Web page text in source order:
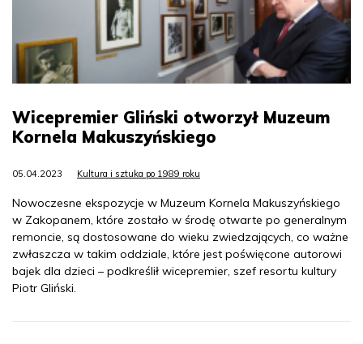
Wicepremier Gliński otworzył Muzeum
Kornela Makuszyńskiego
05.04.2023 Kultura i sztuka po 1989 roku
Nowoczesne ekspozycje w Muzeum Kornela Makuszyńskiego
w Zakopanem, które zostało w środę otwarte po generalnym
remoncie, są dostosowane do wieku zwiedzających, co ważne
zwłaszcza w takim oddziale, które jest poświęcone autorowi
bajek dla dzieci – podkreślił wicepremier, szef resortu kultury
Piotr Gliński.